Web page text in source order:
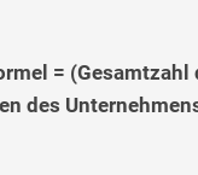
=
des